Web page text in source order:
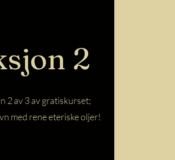
2
2 av 3 av gratiskurset;
med rene eteriske oljer!